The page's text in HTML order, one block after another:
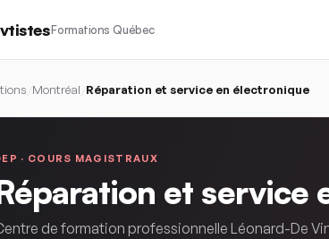
Formations Québec
Montréal Réparation et service en électronique
· COURS MAGISTRAUX
et service
de formation professionnelle Léonard-De